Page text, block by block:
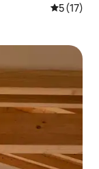
5 (17)